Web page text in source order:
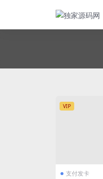
VIP
支付发卡